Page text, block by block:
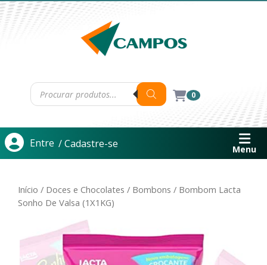
0
Entre / Cadastre-se Menu
Início / Doces e Chocolates / Bombons / Bombom Lacta
Sonho De Valsa (1X1KG)